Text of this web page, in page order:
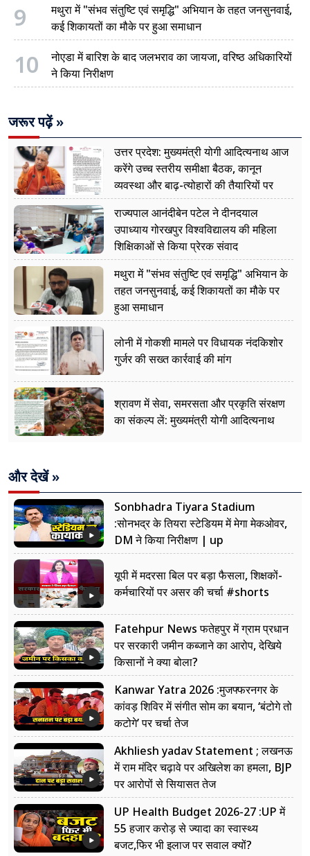
9
मथुरा में "संभव संतुष्टि एवं समृद्धि" अभियान के तहत जनसुनवाई,
कई शिकायतों का मौके पर हुआ समाधान
10
नोएडा में बारिश के बाद जलभराव का जायजा, वरिष्ठ अधिकारियों
ने किया निरीक्षण
जरूर पढ़ें »
उत्तर प्रदेश: मुख्यमंत्री योगी आदित्यनाथ आज
करेंगे उच्च स्तरीय समीक्षा बैठक, कानून
व्यवस्था और बाढ़-त्योहारों की तैयारियों पर
नजर
राज्यपाल आनंदीबेन पटेल ने दीनदयाल
उपाध्याय गोरखपुर विश्वविद्यालय की महिला
शिक्षिकाओं से किया प्रेरक संवाद
मथुरा में "संभव संतुष्टि एवं समृद्धि" अभियान के
तहत जनसुनवाई, कई शिकायतों का मौके पर
हुआ समाधान
लोनी में गोकशी मामले पर विधायक नंदकिशोर
गुर्जर की सख्त कार्रवाई की मांग
श्रावण में सेवा, समरसता और प्रकृति संरक्षण
का संकल्प लें: मुख्यमंत्री योगी आदित्यनाथ
और देखें »
Sonbhadra Tiyara Stadium
:सोनभद्र के तियरा स्टेडियम में मेगा मेकओवर,
DM ने किया निरीक्षण | up
यूपी में मदरसा बिल पर बड़ा फैसला, शिक्षकों-
कर्मचारियों पर असर की चर्चा #shorts
Fatehpur News फतेहपुर में ग्राम प्रधान
पर सरकारी जमीन कब्जाने का आरोप, देखिये
किसानों ने क्या बोला?
Kanwar Yatra 2026 :मुजफ्फरनगर के
कांवड़ शिविर में संगीत सोम का बयान, ‘बंटोगे तो
कटोगे’ पर चर्चा तेज
Akhliesh yadav Statement ; लखनऊ
में राम मंदिर चढ़ावे पर अखिलेश का हमला, BJP
पर आरोपों से सियासत तेज
UP Health Budget 2026-27 :UP में
55 हजार करोड़ से ज्यादा का स्वास्थ्य
बजट,फिर भी इलाज पर सवाल क्यों?